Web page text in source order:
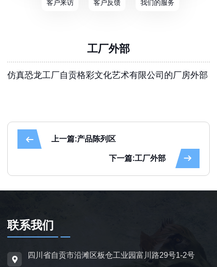
客户来访 客户反馈 我们的服务
工厂外部
仿真恐龙工厂自贡格彩文化艺术有限公司的厂房外部
上一篇:产品陈列区
下一篇:工厂外部
联系我们
四川省自贡市沿滩区板仓工业园富川路29号1-2号